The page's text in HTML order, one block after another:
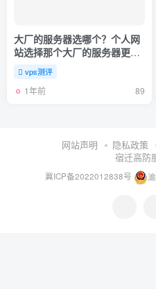
大厂的服务器选哪个？个人网
站选择那个大厂的服务器更
vps测评
1年前 89
网站声明 隐私政策
宿迁高防
冀ICP备2022012838号